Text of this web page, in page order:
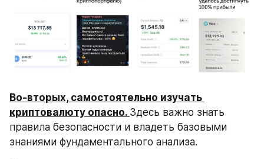
Во-вторых, самостоятельно изучать
криптовалюту опасно. Здесь важно знать
правила безопасности и владеть базовыми
знаниями фундаментального анализа.